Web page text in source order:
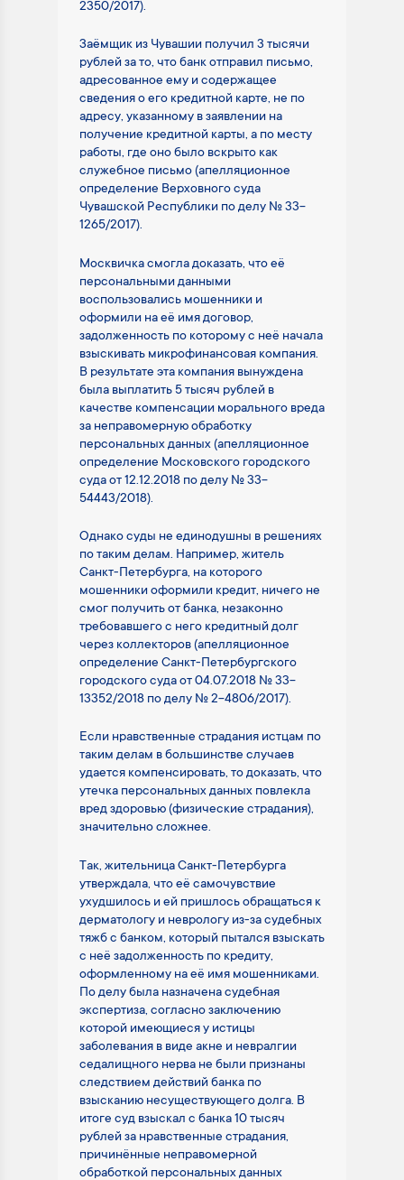
2350/2017).
Заёмщик из Чувашии получил 3 тысячи
рублей за то, что банк отправил письмо,
адресованное ему и содержащее
сведения о его кредитной карте, не по
адресу, указанному в заявлении на
получение кредитной карты, а по месту
работы, где оно было вскрыто как
служебное письмо (апелляционное
определение Верховного суда
Чувашской Республики по делу № 33-
1265/2017).
Москвичка смогла доказать, что её
персональными данными
воспользовались мошенники и
оформили на её имя договор,
задолженность по которому с неё начала
взыскивать микрофинансовая компания.
В результате эта компания вынуждена
была выплатить 5 тысяч рублей в
качестве компенсации морального вреда
за неправомерную обработку
персональных данных (апелляционное
определение Московского городского
суда от 12.12.2018 по делу № 33-
54443/2018).
Однако суды не единодушны в решениях
по таким делам. Например, житель
Санкт-Петербурга, на которого
мошенники оформили кредит, ничего не
смог получить от банка, незаконно
требовавшего с него кредитный долг
через коллекторов (апелляционное
определение Санкт-Петербургского
городского суда от 04.07.2018 № 33-
13352/2018 по делу № 2-4806/2017).
Если нравственные страдания истцам по
таким делам в большинстве случаев
удается компенсировать, то доказать, что
утечка персональных данных повлекла
вред здоровью (физические страдания),
значительно сложнее.
Так, жительница Санкт-Петербурга
утверждала, что её самочувствие
ухудшилось и ей пришлось обращаться к
дерматологу и неврологу из-за судебных
тяжб с банком, который пытался взыскать
с неё задолженность по кредиту,
оформленному на её имя мошенниками.
По делу была назначена судебная
экспертиза, согласно заключению
которой имеющиеся у истицы
заболевания в виде акне и невралгии
седалищного нерва не были признаны
следствием действий банка по
взысканию несуществующего долга. В
итоге суд взыскал с банка 10 тысяч
рублей за нравственные страдания,
причинённые неправомерной
обработкой персональных данных